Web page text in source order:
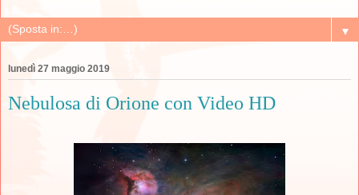
▼
lunedì 27 maggio 2019
Nebulosa di Orione con Video HD